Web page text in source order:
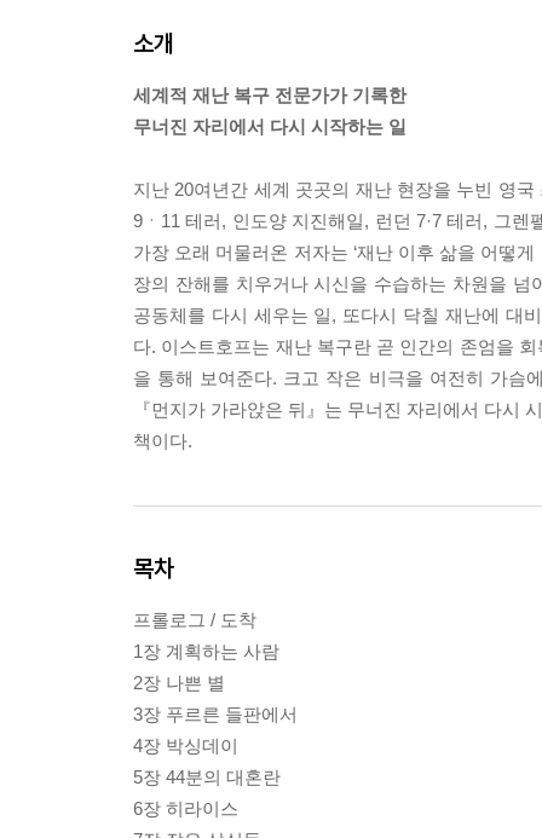
소개
세계적 재난 복구 전문가가 기록한
무너진 자리에서 다시 시작하는 일
지난 20여년간 세계 곳곳의 재난 현장을 누빈 영
9ㆍ11 테러, 인도양 지진해일, 런던 7·7 테러, 그
가장 오래 머물러온 저자는 ‘재난 이후 삶을 어떻
장의 잔해를 치우거나 시신을 수습하는 차원을
공동체를 다시 세우는 일, 또다시 닥칠 재난에 대
다. 이스트호프는 재난 복구란 곧 인간의 존엄을
을 통해 보여준다. 크고 작은 비극을 여전히 가슴
『먼지가 가라앉은 뒤』는 무너진 자리에서 다시
책이다.
목차
프롤로그 / 도착
1장 계획하는 사람
2장 나쁜 별
3장 푸르른 들판에서
4장 박싱데이
5장 44분의 대혼란
6장 히라이스